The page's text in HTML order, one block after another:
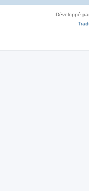
Développé